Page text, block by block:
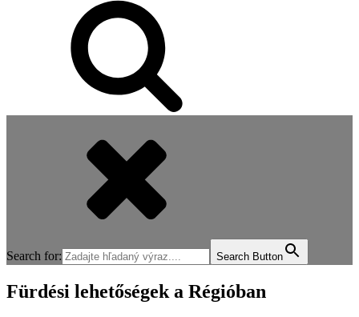
Search for: Search Button
Fürdési lehetőségek a Régióban